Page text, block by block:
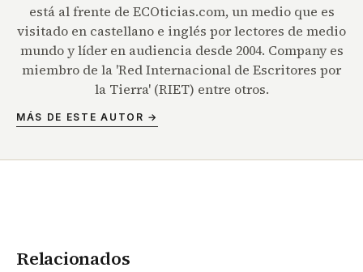
está al frente de ECOticias.com, un medio que es
visitado en castellano e inglés por lectores de medio
mundo y líder en audiencia desde 2004. Company es
miembro de la 'Red Internacional de Escritores por
la Tierra' (RIET) entre otros.
MÁS DE ESTE AUTOR →
Relacionados